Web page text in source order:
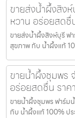
ขายส่งน้ำผึ้งสิง
หวาน อร่อยสดชื่
ขายส่งน้ำผึ้งสิงห์บุรี ฟ
สุขภาพ กับ น้ำผึ้งแท้
ขายน้ำผึ้งชุมพร
อร่อยสดชื่น ราค
ขายน้ำผึ้งชุมพร ฟาร์ม
กับ น้ำผึ้งแท้ 100% ปร